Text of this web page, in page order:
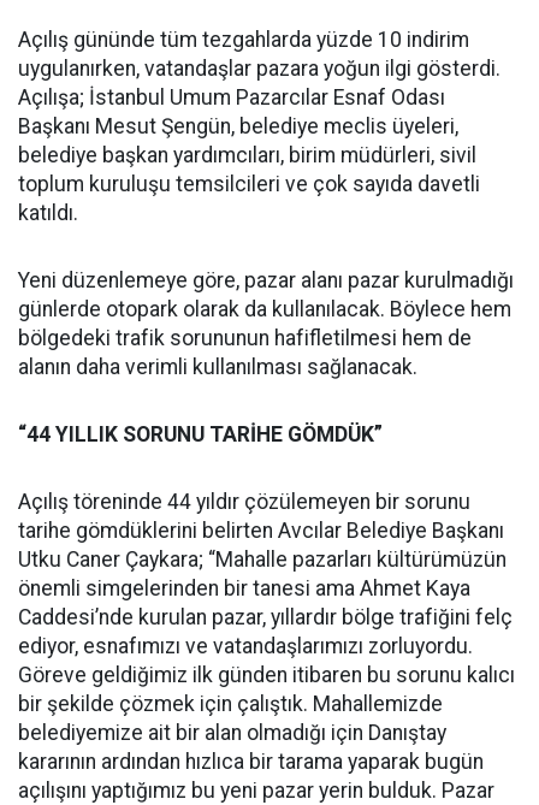
Açılış gününde tüm tezgahlarda yüzde 10 indirim
uygulanırken, vatandaşlar pazara yoğun ilgi gösterdi.
Açılışa; İstanbul Umum Pazarcılar Esnaf Odası
Başkanı Mesut Şengün, belediye meclis üyeleri,
belediye başkan yardımcıları, birim müdürleri, sivil
toplum kuruluşu temsilcileri ve çok sayıda davetli
katıldı.
Yeni düzenlemeye göre, pazar alanı pazar kurulmadığı
günlerde otopark olarak da kullanılacak. Böylece hem
bölgedeki trafik sorununun hafifletilmesi hem de
alanın daha verimli kullanılması sağlanacak.
“44 YILLIK SORUNU TARİHE GÖMDÜK”
Açılış töreninde 44 yıldır çözülemeyen bir sorunu
tarihe gömdüklerini belirten Avcılar Belediye Başkanı
Utku Caner Çaykara; “Mahalle pazarları kültürümüzün
önemli simgelerinden bir tanesi ama Ahmet Kaya
Caddesi’nde kurulan pazar, yıllardır bölge trafiğini felç
ediyor, esnafımızı ve vatandaşlarımızı zorluyordu.
Göreve geldiğimiz ilk günden itibaren bu sorunu kalıcı
bir şekilde çözmek için çalıştık. Mahallemizde
belediyemize ait bir alan olmadığı için Danıştay
kararının ardından hızlıca bir tarama yaparak bugün
açılışını yaptığımız bu yeni pazar yerin bulduk. Pazar